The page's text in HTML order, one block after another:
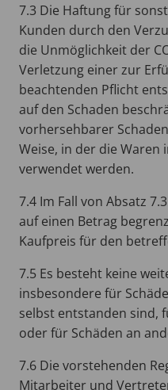
7.3 Die Haftung für
Kunden durch den
die Unmöglichkeit der
Verletzung einer zur
beachtenden Pflicht
auf den Schaden
vorhersehbarer
Weise, in der die Waren
verwendet werden.
7.4 Im Fall von Absatz
auf einen Betrag
Kaufpreis für den
7.5 Es besteht keine
insbesondere für
selbst entstanden sind,
oder für Schäden an
7.6 Die vorstehenden
Mitarbeiter und Vertreter